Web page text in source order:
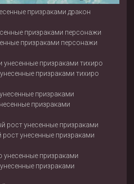
призраками дракон
призраками персонажи
призраками тихиро
призраками
рост унесенные призраками
призраками